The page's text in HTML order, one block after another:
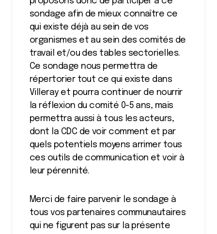
sondage afin de mieux connaître ce
qui existe déjà au sein de vos
organismes et au sein des comités de
travail et/ou des tables sectorielles.
Ce sondage nous permettra de
répertorier tout ce qui existe dans
Villeray et pourra continuer de nourrir
la réflexion du comité 0-5 ans, mais
permettra aussi à tous les acteurs,
dont la CDC de voir comment et par
quels potentiels moyens arrimer tous
ces outils de communication et voir à
leur pérennité.
Merci de faire parvenir le sondage à
tous vos partenaires communautaires
qui ne figurent pas sur la présente